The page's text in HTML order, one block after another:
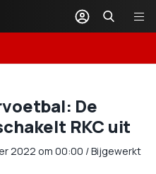
De
RKC uit
2022 om 00:00 /Bijgewerkt